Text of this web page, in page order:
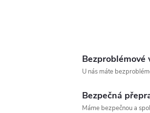
Bezproblémové
U nás máte
Bezpečná
Máme bezpečnou a